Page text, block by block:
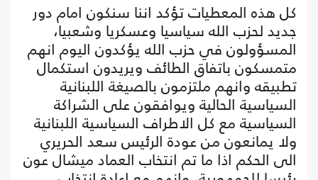
كل هذه المعطيات تؤكد اننا سنكون امام دور
جديد لحزب الله سياسيا وعسكريا وشعبيا،
المسؤولون في حزب الله يؤكدون اليوم انهم
متمسكون باتفاق الطائف ويريدون استكمال
تطبيقه وانهم ملتزمون بالصيغة اللبنانية
السياسية الحالية ويوافقون على الشراكة
السياسية مع كل الاطراف السياسية اللبنانية
ولا يمانعون من عودة الرئيس سعد الحريري
الى الحكم اذا ما تم انتخاب العماد ميشال عون